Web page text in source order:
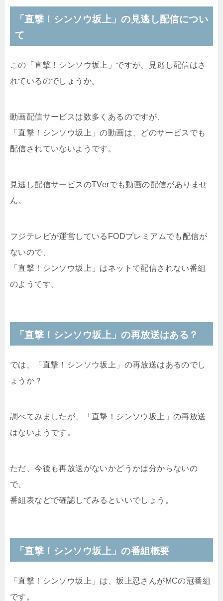
「直撃！シンソウ坂上」の見逃し配信につい
て
この「直撃！シンソウ坂上」ですが、見逃し配信はさ
れているのでしょうか。
動画配信サービスは数多くあるのですが、
「直撃！シンソウ坂上」の動画は、どのサービスでも
配信されていないようです。
見逃し配信サービスのTVerでも動画の配信がありませ
ん。
フジテレビが運営しているFODプレミアムでも配信が
ないので、
「直撃！シンソウ坂上」はネットで配信されない番組
のようです。
「直撃！シンソウ坂上」の再放送はある？
では、「直撃！シンソウ坂上」の再放送はあるのでし
ょうか？
調べてみましたが、「直撃！シンソウ坂上」の再放送
はないようです。
ただ、今後も再放送がないかどうかは分からないの
で、
番組表などで確認してみるといいでしょう。
「直撃！シンソウ坂上」の番組概要
「直撃！シンソウ坂上」は、坂上忍さんがMCの冠番組
です。